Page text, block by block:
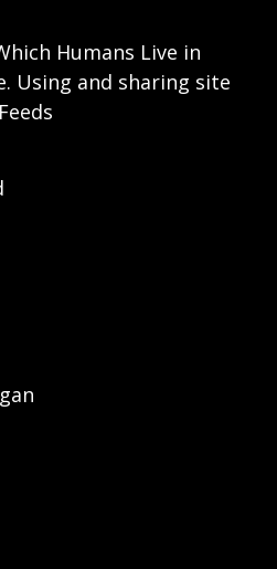
Humans Live in
Using and sharing site